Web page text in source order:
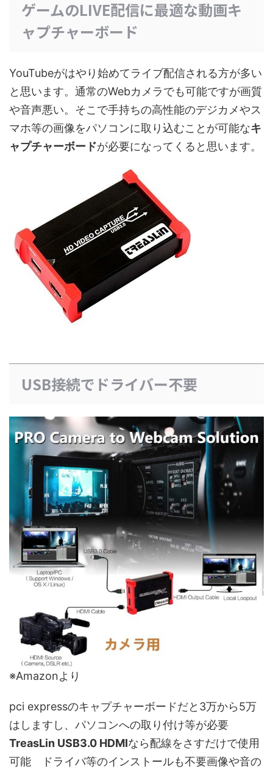
ゲームのLIVE配信に最適な動画キ
ャプチャーボード
YouTubeがはやり始めてライブ配信される方が多い
と思います。通常のWebカメラでも可能ですが画質
や音声悪い。そこで手持ちの高性能のデジカメやス
マホ等の画像をパソコンに取り込むことが可能なキ
ャプチャーボードが必要になってくると思います。
USB接続でドライバー不要
※Amazonより
pci expressのキャプチャーボードだと3万から5万
はしますし、パソコンへの取り付け等が必要
TreasLin USB3.0 HDMIなら配線をさすだけで使用
可能 ドライバ等のインストールも不要画像や音の